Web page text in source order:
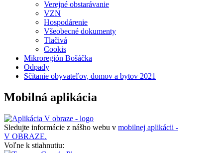
Verejné obstarávanie
VZN
Hospodárenie
Všeobecné dokumenty
Tlačivá
Cookis
Mikroregión Bošáčka
Odpady
Sčítanie obyvateľov, domov a bytov 2021
Mobilná aplikácia
Sledujte informácie z nášho webu v mobilnej aplikácii -
V OBRAZE.
Voľne k stiahnutiu: